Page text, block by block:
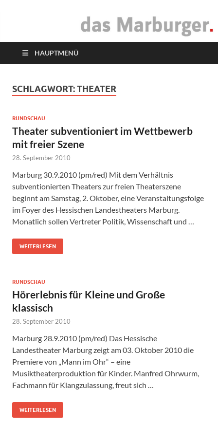
das Marburger.
HAUPTMENÜ
SCHLAGWORT:THEATER
RUNDSCHAU
Theater subventioniert im Wettbewerb
mit freier Szene
28. September 2010
Marburg 30.9.2010 (pm/red) Mit dem Verhältnis
subventionierten Theaters zur freien Theaterszene
beginnt am Samstag, 2. Oktober, eine Veranstaltungsfolge
im Foyer des Hessischen Landestheaters Marburg.
Monatlich sollen Vertreter Politik, Wissenschaft und …
WEITERLESEN
RUNDSCHAU
Hörerlebnis für Kleine und Große
klassisch
28. September 2010
Marburg 28.9.2010 (pm/red) Das Hessische
Landestheater Marburg zeigt am 03. Oktober 2010 die
Premiere von „Mann im Ohr“ – eine
Musiktheaterproduktion für Kinder. Manfred Ohrwurm,
Fachmann für Klangzulassung, freut sich …
WEITERLESEN